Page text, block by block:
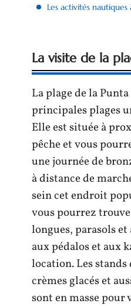
Les activités nautiques
La visite de la
La plage de la Punta
principales plages
Elle est située à
pêche et vous
une journée de
à distance de
sein cet endroit
vous pourrez
longues, parasols
aux pédalos et aux
location. Les stands
crèmes glacés et
sont en masse